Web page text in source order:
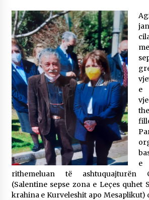
e
e
rithemeluan të ashtuquajturën
(Salentine sepse zona e Leçes quhet
krahina e Kurveleshit apo Mesaplikut)